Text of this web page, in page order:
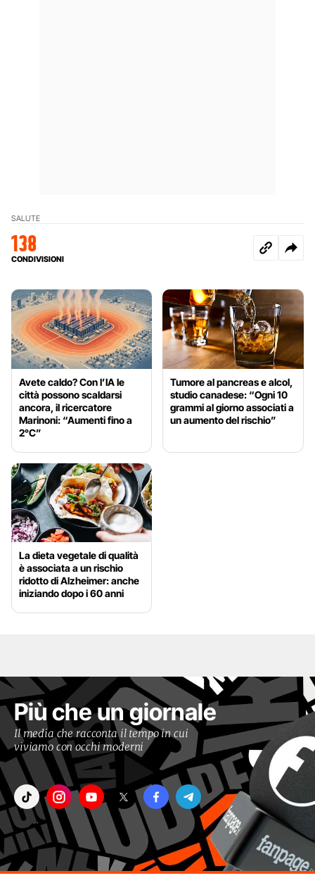
SALUTE
138
CONDIVISIONI
Avete caldo? Con l’IA le
città possono scaldarsi
ancora, il ricercatore
Marinoni: “Aumenti fino a
2°C”
Tumore al pancreas e alcol,
studio canadese: “Ogni 10
grammi al giorno associati a
un aumento del rischio”
La dieta vegetale di qualità
è associata a un rischio
ridotto di Alzheimer: anche
iniziando dopo i 60 anni
Più che un giornale
Il media che racconta il tempo in cui
viviamo con occhi moderni